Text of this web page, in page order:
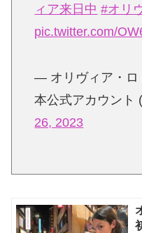
ィア来日中 #オリ
pic.twitter.com/
— オリヴィア・ロ
本公式アカウント
26, 2023